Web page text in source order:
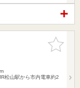
お気に入
りに追加
松山駅から市内電車約2